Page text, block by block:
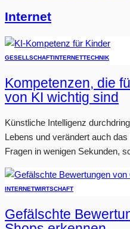
Internet
GESELLSCHAFTINTERNETTECHNIK
Kompetenzen, die
von KI wichtig sind
Künstliche Intelligenz
Lebens und verändert auch
Fragen in wenigen Sekunden,
INTERNETWIRTSCHAFT
Gefälschte